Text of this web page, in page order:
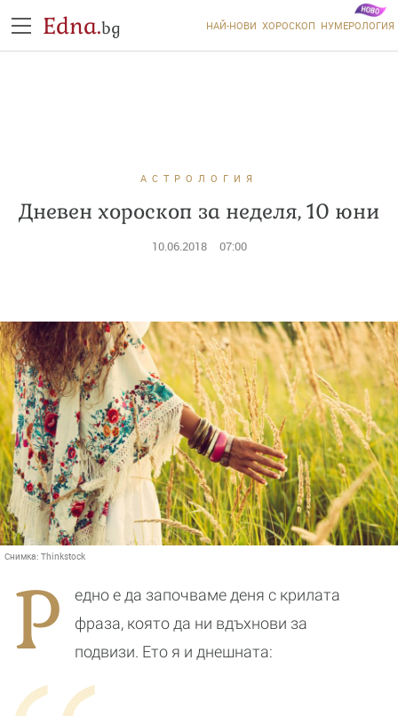
Edna.bg НАЙ-НОВИ ХОРОСКОП НУМЕРОЛОГИЯ
АСТРОЛОГИЯ
Дневен хороскоп за неделя, 10 юни
10.06.2018 07:00
Снимка: Thinkstock
Р
едно е да започваме деня с крилата
фраза, която да ни вдъхнови за
подвизи. Ето я и днешната: